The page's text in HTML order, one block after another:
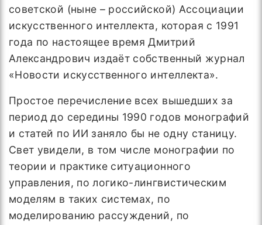
советской (ныне – российской) Ассоциации
искусственного интеллекта, которая с 1991
года по настоящее время Дмитрий
Александрович издаёт собственный журнал
«Новости искусственного интеллекта».
Простое перечисление всех вышедших за
период до середины 1990 годов монографий
и статей по ИИ заняло бы не одну станицу.
Свет увидели, в том числе монографии по
теории и практике ситуационного
управления, по логико-лингвистическим
моделям в таких системах, по
моделированию рассуждений, по